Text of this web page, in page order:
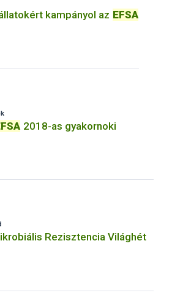
kampányol az EFSA
2018-as gyakornoki
Rezisztencia Világhét